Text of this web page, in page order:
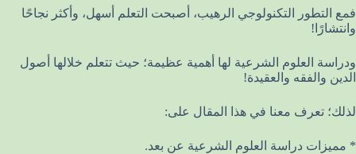
فمع التطور التكنولوجي الرهيب، أصبحت التعلم أسهل، وأكثر نجاحًا
وانتشارًا!
ودراسة العلوم الشرعية لها أهمية عظيمة؛ حيث تتعلم خلالها أصول
الدين والفقه والعقيدة!
لذلك؛ تعرف معنا في هذا المقال على:
* مميزات دراسة العلوم الشرعية عن بعد.